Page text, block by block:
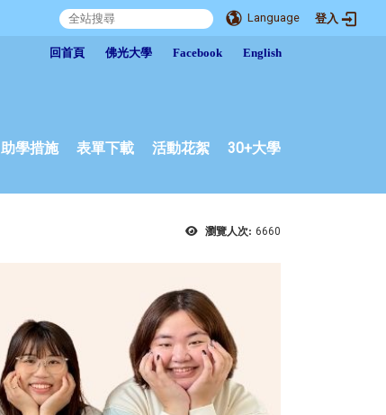
Language
登入
回首頁 佛光大學 Facebook English
助學措施 表單下載 活動花絮 30+大學
瀏覽人次: 6660